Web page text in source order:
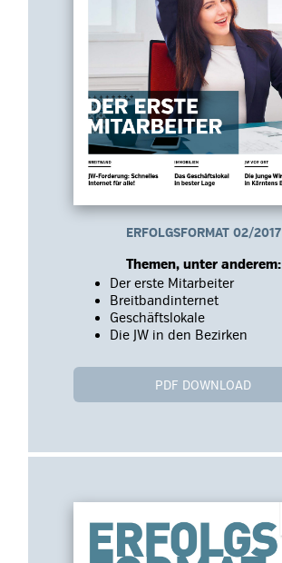
ERFOLGSFORMAT 02/2017
Themen, unter anderem:
Der erste Mitarbeiter
Breitbandinternet
Geschäftslokale
Die JW in den Bezirken
PDF DOWNLOAD